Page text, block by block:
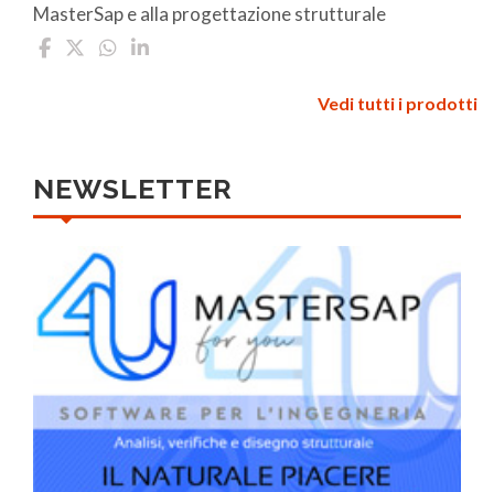
MasterSap e alla progettazione strutturale
Vedi tutti i prodotti
NEWSLETTER